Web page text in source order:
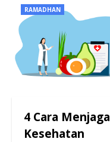
RAMADHAN
4 Cara Menjaga
Kesehatan